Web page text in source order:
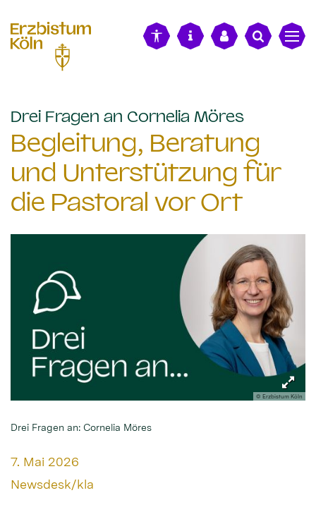
Drei Fragen an Cornelia Möres:
Begleitung, Beratung
und Unterstützung für
die Pastoral vor Ort
© Erzbistum Köln
Drei Fragen an: Cornelia Möres
Datum:
7. Mai 2026
Von:
Newsdesk/kla